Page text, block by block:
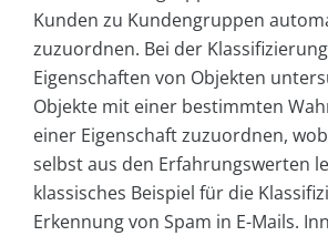
Kunden zu Kundengruppen
zuzuordnen. Bei der
Eigenschaften von Objekten
Objekte mit einer bestimmten
einer Eigenschaft zuzuordnen,
selbst aus den Erfahrungswerten
klassisches Beispiel für die
Erkennung von Spam in E-Mails.